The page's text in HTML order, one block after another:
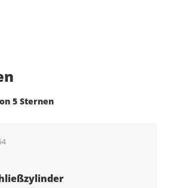
5 Sternen
von 5 von 5 Sternen